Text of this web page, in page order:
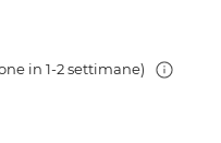
in 1-2 settimane)